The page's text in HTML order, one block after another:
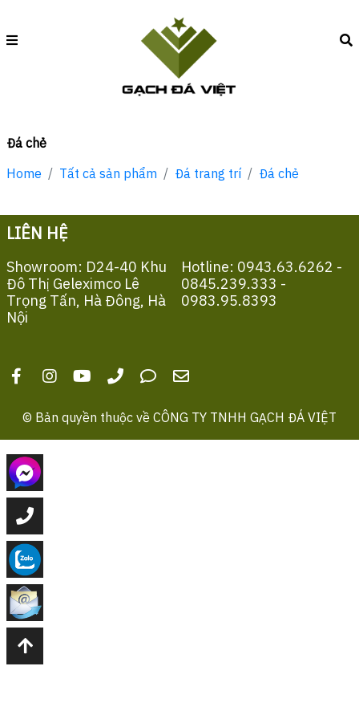
Đá chẻ
Home
Tất cả sản phẩm Đá trang trí Đá chẻ
LIÊN HỆ
Showroom: D24-40 Khu
Đô Thị Geleximco Lê
Trọng Tấn, Hà Đông, Hà
Nội
Hotline: 0943.63.6262 -
0845.239.333 -
0983.95.8393
© Bản quyền thuộc về CÔNG TY TNHH GẠCH ĐÁ VIỆT